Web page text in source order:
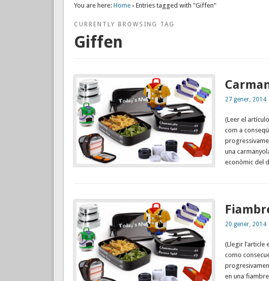
You are here: Home› Entries tagged with "Giffen"
CURRENTLY BROWSING TAG
Giffen
27 gener, 2014|
(Leer el
com a
una
econòmic del
20 gener, 2014|
(Llegir l’article
como
en una